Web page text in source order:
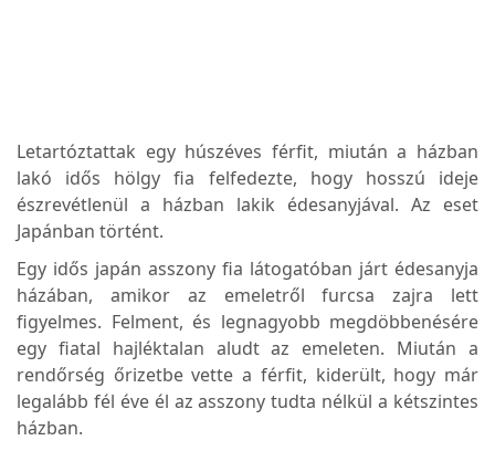
Letartóztattak egy húszéves férfit, miután a házban
lakó idős hölgy fia felfedezte, hogy hosszú ideje
észrevétlenül a házban lakik édesanyjával. Az eset
Japánban történt.
Egy idős japán asszony fia látogatóban járt édesanyja
házában, amikor az emeletről furcsa zajra lett
figyelmes. Felment, és legnagyobb megdöbbenésére
egy fiatal hajléktalan aludt az emeleten. Miután a
rendőrség őrizetbe vette a férfit, kiderült, hogy már
legalább fél éve él az asszony tudta nélkül a kétszintes
házban.